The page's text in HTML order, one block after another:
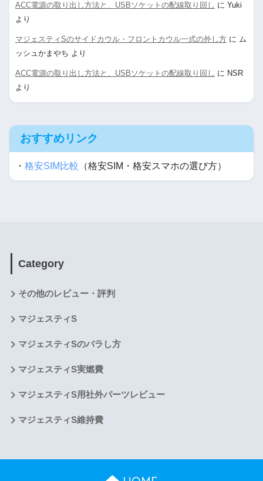
ACC電源の取り出し方法と、USBソケットの配線取り回し に Yuki
より
マジェスティSのサイドカウル・フロントカウル一式の外し方 に ム
ッシュかまやち より
ACC電源の取り出し方法と、USBソケットの配線取り回し に NSR
より
おすすめリンク
・ 格安SIM比較 （格安SIM・格安スマホの選び方）
Category
その他のレビュー・評判
マジェスティS
マジェスティSのバラし方
マジェスティS実燃費
マジェスティS用社外パーツレビュー
マジェスティS維持費